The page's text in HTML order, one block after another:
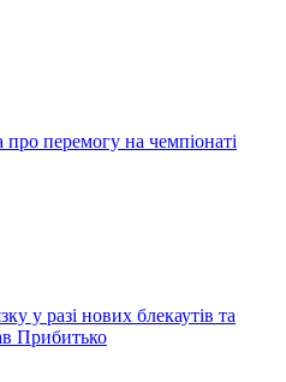
про перемогу на чемпіонаті
у разі нових блекаутів та
Прибитько